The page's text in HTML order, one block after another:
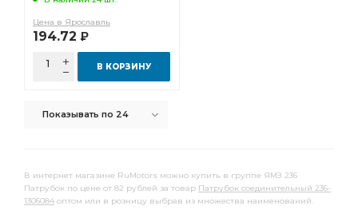
Цена в Ярославль
194.72 Р
В КОРЗИНУ
Показывать по 24
В интернет магазине RuMotors можно купить в группе ЯМЗ 236
Патрубок по цене от 82 рублей за товар Патрубок соединительный 236-
1306084 оптом или в розницу выбрав из множества наименований.